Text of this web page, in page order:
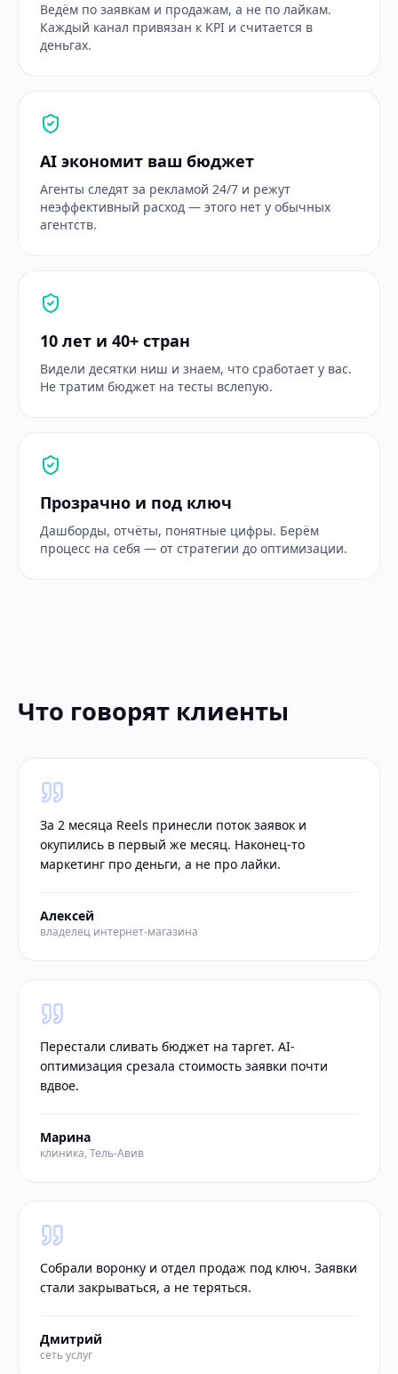
Ведём по заявкам и продажам, а не по лайкам.
Каждый канал привязан к KPI и считается в
деньгах.
AI экономит ваш бюджет
Агенты следят за рекламой 24/7 и режут
неэффективный расход — этого нет у обычных
агентств.
10 лет и 40+ стран
Видели десятки ниш и знаем, что сработает у вас.
Не тратим бюджет на тесты вслепую.
Прозрачно и под ключ
Дашборды, отчёты, понятные цифры. Берём
процесс на себя — от стратегии до оптимизации.
Что говорят клиенты
За 2 месяца Reels принесли поток заявок и
окупились в первый же месяц. Наконец-то
маркетинг про деньги, а не про лайки.
Алексей
владелец интернет-магазина
Перестали сливать бюджет на таргет. AI-
оптимизация срезала стоимость заявки почти
вдвое.
Марина
клиника, Тель-Авив
Собрали воронку и отдел продаж под ключ. Заявки
стали закрываться, а не теряться.
Дмитрий
сеть услуг